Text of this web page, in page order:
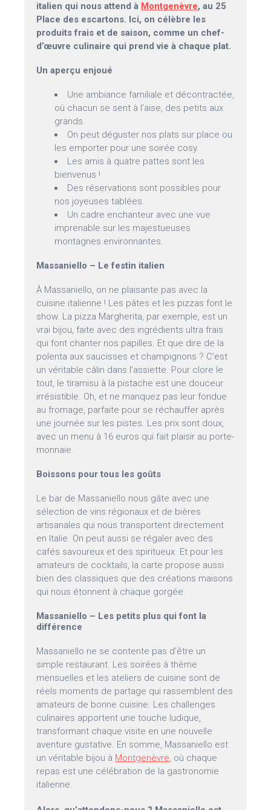
italien qui nous attend à Montgenèvre, au 25
Place des escartons. Ici, on célèbre les
produits frais et de saison, comme un chef-
d’œuvre culinaire qui prend vie à chaque plat.
Un aperçu enjoué
Une ambiance familiale et décontractée,
où chacun se sent à l’aise, des petits aux
grands.
On peut déguster nos plats sur place ou
les emporter pour une soirée cosy.
Les amis à quatre pattes sont les
bienvenus !
Des réservations sont possibles pour
nos joyeuses tablées.
Un cadre enchanteur avec une vue
imprenable sur les majestueuses
montagnes environnantes.
Massaniello – Le festin italien
À Massaniello, on ne plaisante pas avec la
cuisine italienne ! Les pâtes et les pizzas font le
show. La pizza Margherita, par exemple, est un
vrai bijou, faite avec des ingrédients ultra frais
qui font chanter nos papilles. Et que dire de la
polenta aux saucisses et champignons ? C’est
un véritable câlin dans l’assiette. Pour clore le
tout, le tiramisu à la pistache est une douceur
irrésistible. Oh, et ne manquez pas leur fondue
au fromage, parfaite pour se réchauffer après
une journée sur les pistes. Les prix sont doux,
avec un menu à 16 euros qui fait plaisir au porte-
monnaie.
Boissons pour tous les goûts
Le bar de Massaniello nous gâte avec une
sélection de vins régionaux et de bières
artisanales qui nous transportent directement
en Italie. On peut aussi se régaler avec des
cafés savoureux et des spiritueux. Et pour les
amateurs de cocktails, la carte propose aussi
bien des classiques que des créations maisons
qui nous étonnent à chaque gorgée.
Massaniello – Les petits plus qui font la
différence
Massaniello ne se contente pas d’être un
simple restaurant. Les soirées à thème
mensuelles et les ateliers de cuisine sont de
réels moments de partage qui rassemblent des
amateurs de bonne cuisine. Les challenges
culinaires apportent une touche ludique,
transformant chaque visite en une nouvelle
aventure gustative. En somme, Massaniello est
un véritable bijou à Montgenèvre, où chaque
repas est une célébration de la gastronomie
italienne.